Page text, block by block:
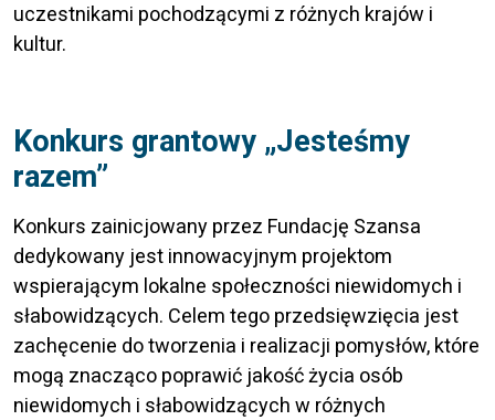
uczestnikami pochodzącymi z różnych krajów i
kultur.
Konkurs grantowy „Jesteśmy
razem”
Konkurs zainicjowany przez Fundację Szansa
dedykowany jest innowacyjnym projektom
wspierającym lokalne społeczności niewidomych i
słabowidzących. Celem tego przedsięwzięcia jest
zachęcenie do tworzenia i realizacji pomysłów, które
mogą znacząco poprawić jakość życia osób
niewidomych i słabowidzących w różnych